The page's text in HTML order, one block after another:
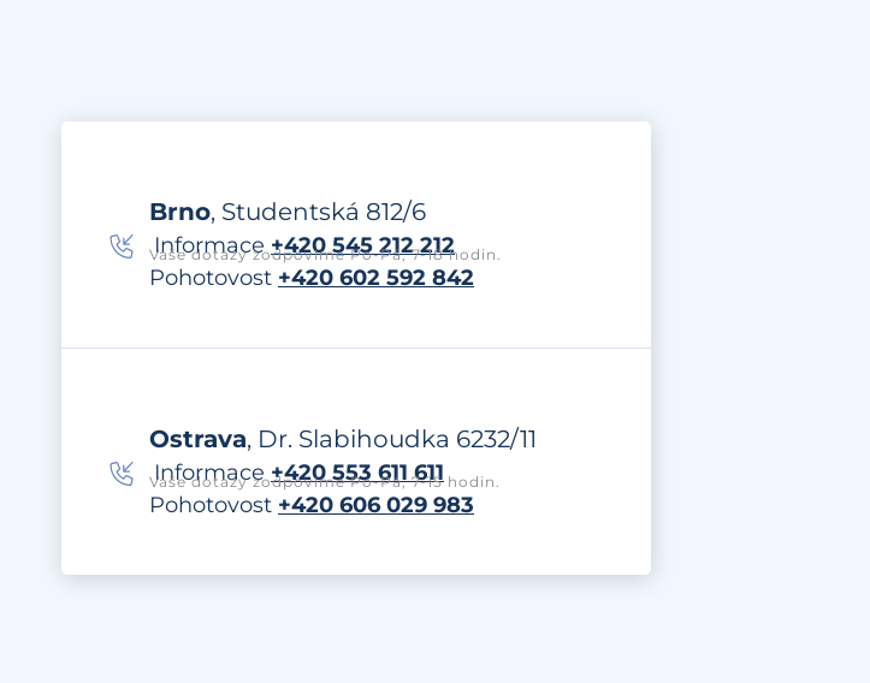
Brno, Studentská 812/6
Informace+420 545 212 212
Vaše dotazy zodpovíme Po-Pá, 7-18 hodin.
Pohotovost +420 602 592 842
Ostrava, Dr. Slabihoudka 6232/11
Informace+420 553 611 611
Vaše dotazy zodpovíme Po-Pá, 7-15 hodin.
Pohotovost +420 606 029 983